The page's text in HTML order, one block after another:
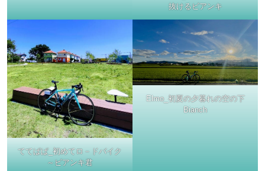
抜けるビアンキ
ててぱぱ_初めてロ－ドバイク
～ビアンキ君
Elmo_初夏の夕暮れの空の下
Bianch